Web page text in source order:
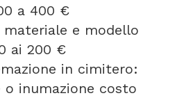
a 400 €
materiale e modello
ai 200 €
in cimitero:
o inumazione costo